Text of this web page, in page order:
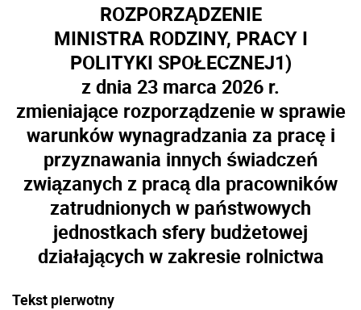
ROZPORZĄDZENIE
MINISTRA RODZINY, PRACY I
POLITYKI SPOŁECZNEJ1)
z dnia 23 marca 2026 r.
zmieniające rozporządzenie w sprawie
warunków wynagradzania za pracę i
przyznawania innych świadczeń
związanych z pracą dla pracowników
zatrudnionych w państwowych
jednostkach sfery budżetowej
działających w zakresie rolnictwa
Tekst pierwotny